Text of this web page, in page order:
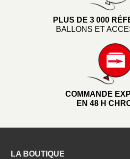
PLUS DE 3 000
BALLONS ET
COMMANDE
EN 48 H
LA BOUTIQUE